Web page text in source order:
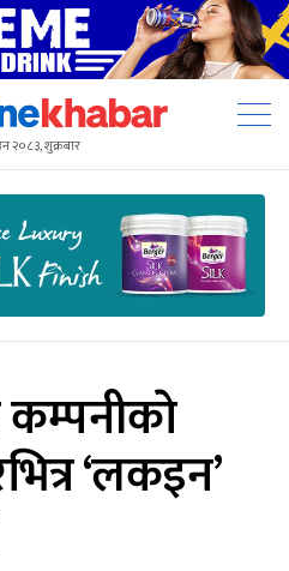
२०८३, शुक्रबार
कम्पनीकाे
‘लकइन’